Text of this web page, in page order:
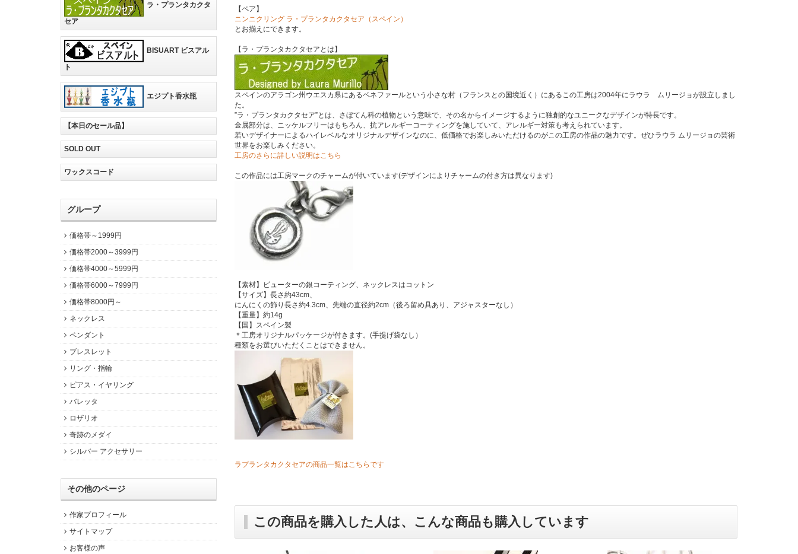
【ペア】
ニンニクリング ラ・プランタカクタセア（スペイン）
とお揃えにできます。
【ラ・プランタカクタセアとは】
スペインのアラゴン州ウエスカ県にあるベネファールという小さな村（フランスとの国境近く）にあるこの工房は2004年にラウラ ムリージョが設立しまし
た。
”ラ・プランタカクタセア”とは、さぼてん科の植物という意味で、その名からイメージするように独創的なユニークなデザインが特長です。
金属部分は、ニッケルフリーはもちろん、抗アレルギーコーティングを施していて、アレルギー対策も考えられています。
若いデザイナーによるハイレベルなオリジナルデザインなのに、低価格でお楽しみいただけるのがこの工房の作品の魅力です。ぜひラウラ ムリージョの芸術
世界をお楽しみください。
工房のさらに詳しい説明はこちら
この作品には工房マークのチャームが付いています(デザインによりチャームの付き方は異なります)
【素材】ピューターの銀コーティング、ネックレスはコットン
【サイズ】長さ約43cm、
にんにくの飾り長さ約4.3cm、先端の直径約2cm（後ろ留め具あり、アジャスターなし）
【重量】約14g
【国】スペイン製
＊工房オリジナルパッケージが付きます。(手提げ袋なし）
種類をお選びいただくことはできません。
ラプランタカクタセアの商品一覧はこちらです
この商品を購入した人は、こんな商品も購入しています
ラ・プランタカクタ
セア
BISUART ビスアル
ト
エジプト香水瓶
【本日のセール品】
SOLD OUT
ワックスコード
グループ
価格帯～1999円
価格帯2000～3999円
価格帯4000～5999円
価格帯6000～7999円
価格帯8000円～
ネックレス
ペンダント
ブレスレット
リング・指輪
ピアス・イヤリング
バレッタ
ロザリオ
奇跡のメダイ
シルバー アクセサリー
その他のページ
作家プロフィール
サイトマップ
お客様の声